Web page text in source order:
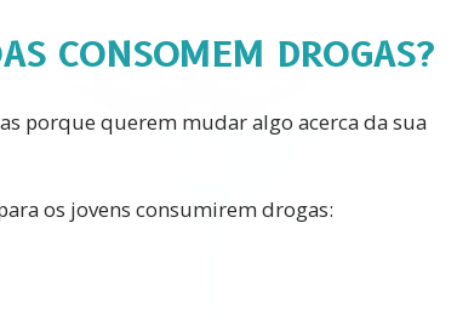
CONSOMEM DROGAS?
porque querem mudar algo acerca da sua
os jovens consumirem drogas: